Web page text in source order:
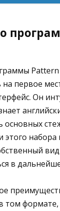
первое
Он
основных
этого набора
в
том